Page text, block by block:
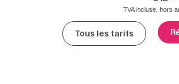
TVA incluse, hors
Tous les tarifs